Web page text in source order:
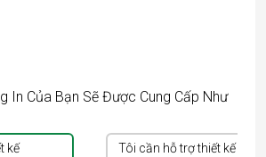
In Của Bạn Sẽ Được Cung Cấp Như
kế Tôi cần hỗ trợ thiết kế